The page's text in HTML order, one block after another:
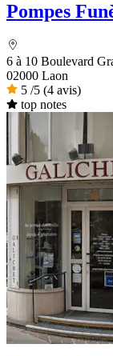
Pompes
6 à 10 Boulevard
02000 Laon
5 /5 (4 avis)
top notes